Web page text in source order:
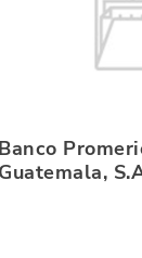
Banco
Guatemala,